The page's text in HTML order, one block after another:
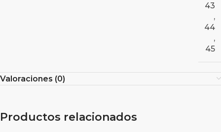
43
,
44
,
45
Valoraciones (0)
Productos relacionados